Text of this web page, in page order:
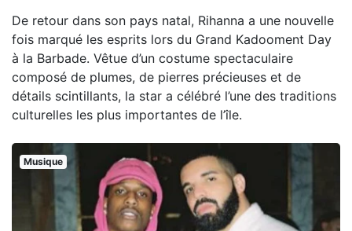
De retour dans son pays natal, Rihanna a une nouvelle
fois marqué les esprits lors du Grand Kadooment Day
à la Barbade. Vêtue d’un costume spectaculaire
composé de plumes, de pierres précieuses et de
détails scintillants, la star a célébré l’une des traditions
culturelles les plus importantes de l’île.
Musique